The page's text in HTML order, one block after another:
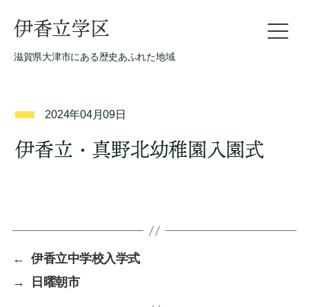
伊香立学区
滋賀県大津市にある歴史あふれた地域
2024年04月09日
伊香立・真野北幼稚園入園式
←
伊香立中学校入学式
→
日曜朝市